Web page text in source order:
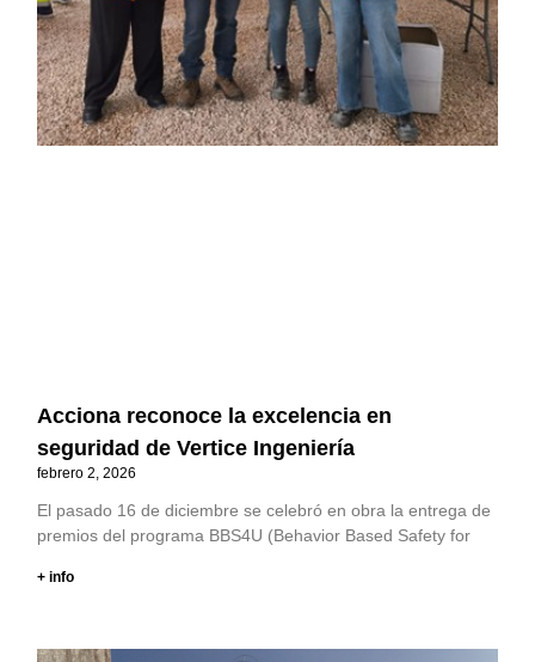
Acciona reconoce la excelencia en
seguridad de Vertice Ingeniería
febrero 2, 2026
El pasado 16 de diciembre se celebró en obra la entrega de
premios del programa BBS4U (Behavior Based Safety for
+ info